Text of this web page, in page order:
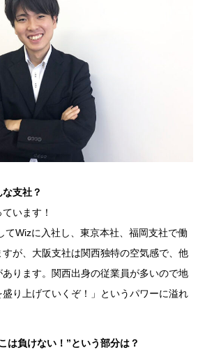
支社？
います！
てWizに入社し、東京本社、福岡支社で働
が、大阪支社は関西独特の空気感で、他
ります。関西出身の従業員が多いので地
り上げていくぞ！」というパワーに溢れ
負けない！”という部分は？